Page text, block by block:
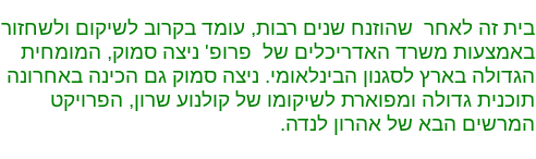
בית זה לאחר שהוזנח שנים רבות, עומד בקרוב לשיקום ולשחזור
באמצעות משרד האדריכלים של פרופ' ניצה סמוק, המומחית
הגדולה בארץ לסגנון הבינלאומי. ניצה סמוק גם הכינה באחרונה
תוכנית גדולה ומפוארת לשיקומו של קולנוע שרון, הפרויקט
המרשים הבא של אהרון לנדה.